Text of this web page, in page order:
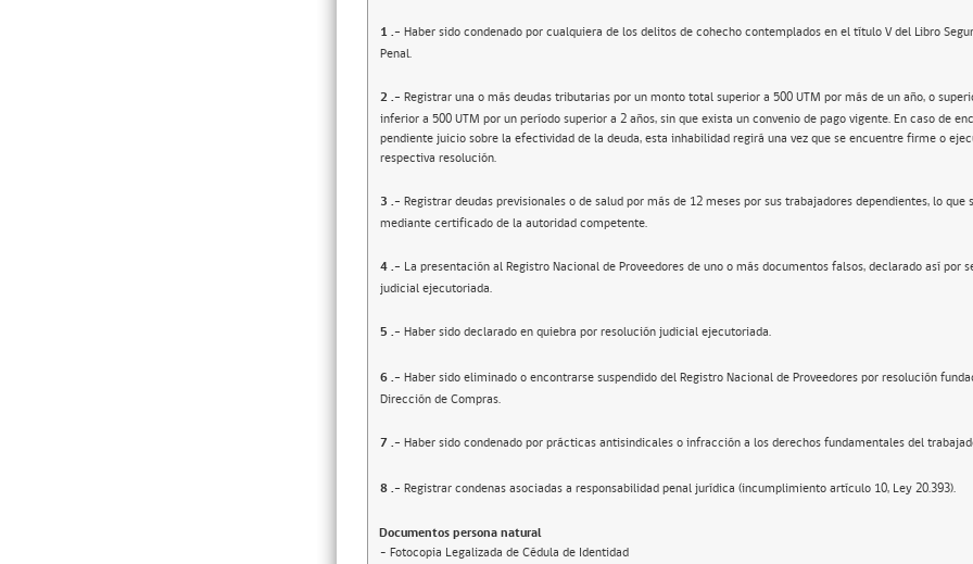
1.- Haber sido condenado por cualquiera de los delitos de cohecho contemplados en el título V del Libro
Penal.
2.- Registrar una o más deudas tributarias por un monto total superior a 500 UTM por más de un año, o
inferior a 500 UTM por un período superior a 2 años, sin que exista un convenio de pago vigente. En caso de
pendiente juicio sobre la efectividad de la deuda, esta inhabilidad regirá una vez que se encuentre firme o
respectiva resolución.
3 .- Registrar deudas previsionales o de salud por más de 12 meses por sus trabajadores dependientes, lo que
mediante certificado de la autoridad competente.
4.- La presentación al Registro Nacional de Proveedores de uno o más documentos falsos, declarado así por
judicial ejecutoriada.
5 .- Haber sido declarado en quiebra por resolución judicial ejecutoriada.
6.- Haber sido eliminado o encontrarse suspendido del Registro Nacional de Proveedores por resolución
Dirección de Compras.
7.- Haber sido condenado por prácticas antisindicales o infracción a los derechos fundamentales del
8.- Registrar condenas asociadas a responsabilidad penal jurídica (incumplimiento artículo 10, Ley 20.393).
Documentos persona natural
- Fotocopia Legalizada de Cédula de Identidad